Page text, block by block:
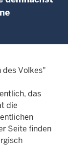
Volkes"
das
die
Seite finden